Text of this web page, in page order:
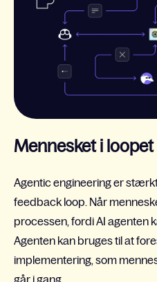
Mennesket i loopet
Agentic engineering er
feedback loop. Når
processen, fordi AI agenten
Agenten kan bruges til at
implementering, som
går i gang.